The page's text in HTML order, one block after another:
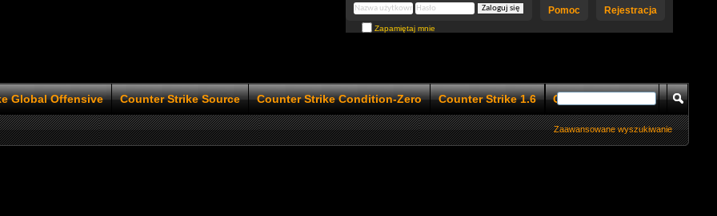
Rejestracja
Pomoc
Zapamiętaj mnie
Global Offensive Counter Strike Source Counter Strike Condition-Zero Counter Strike 1.6 Counter Strike 1.5
Zaawansowane wyszukiwanie